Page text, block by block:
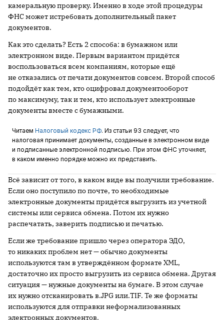
камеральную проверку. Именно в ходе этой процедуры
ФНС может истребовать дополнительный пакет
документов.
Как это сделать? Есть 2 способа: в бумажном или
электронном виде. Первым вариантом придётся
воспользоваться всем компаниям, которые ещё
не отказались от печати документов совсем. Второй способ
подойдёт как тем, кто оцифровал документооборот
по максимуму, так и тем, кто использует электронные
документы вместе с бумажными.
Читаем Налоговый кодекс РФ. Из статьи 93 следует, что
налоговая принимает документы, созданные в электронном виде
и подписанные электронной подписью. При этом ФНС уточняет,
в каком именно порядке можно их представить.
Всё зависит от того, в каком виде вы получили требование.
Если оно поступило по почте, то необходимые
электронные документы придётся выгрузить из учетной
системы или сервиса обмена. Потом их нужно
распечатать, заверить подписью и печатью.
Если же требование пришло через оператора ЭДО,
то никаких проблем нет — обычно документы
используются там в утверждённом формате XML,
достаточно их просто выгрузить из сервиса обмена. Другая
ситуация — нужные документы на бумаге. В этом случае
их нужно отсканировать в.JPG или.TIF. Те же форматы
используются для отправки неформализованных
электронных документов.